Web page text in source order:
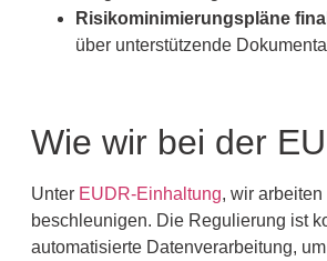
Risikominimierungspläne
über unterstützende
Wie wir bei der
Unter EUDR-Einhaltung, wir
beschleunigen. Die Regulierung ist
automatisierte Datenverarbeitung,